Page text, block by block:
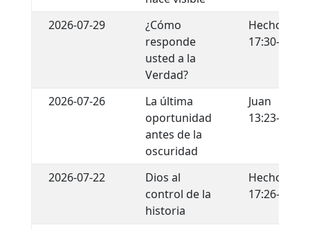
2026-07-29
¿Cómo
responde
usted a la
Verdad?
Hechos
17:30-31
2026-07-26
La última
oportunidad
antes de la
oscuridad
Juan
13:23-30
2026-07-22
Dios al
control de la
historia
Hechos
17:26-29